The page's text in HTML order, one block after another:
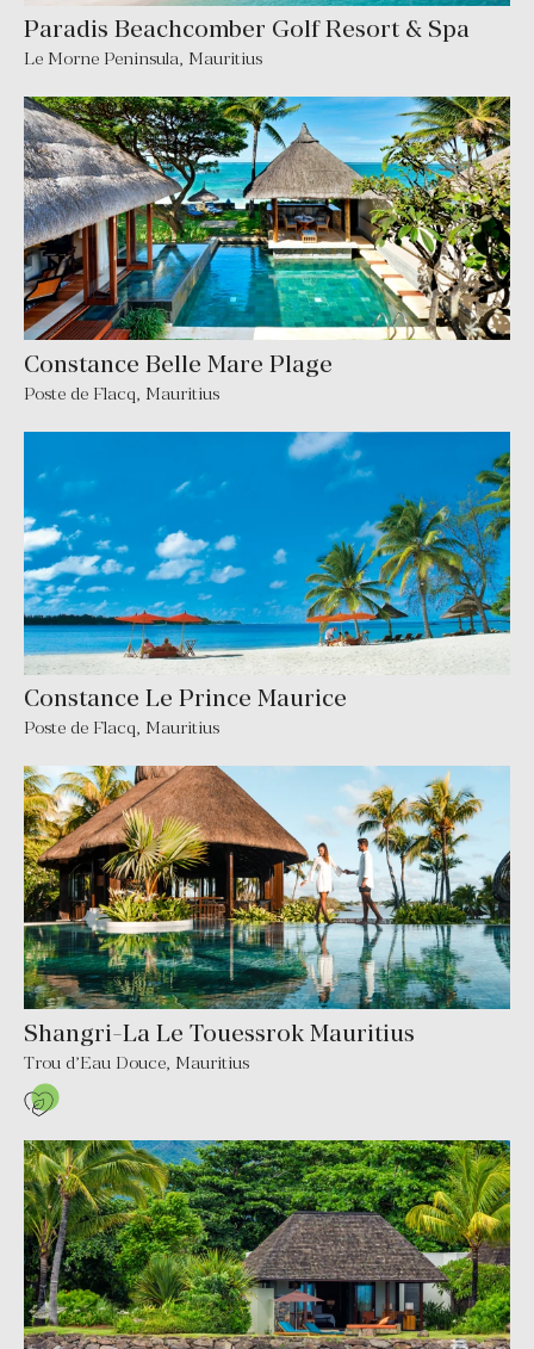
Paradis Beachcomber Golf Resort & Spa
Le Morne Peninsula, Mauritius
Constance Belle Mare Plage
Poste de Flacq, Mauritius
Constance Le Prince Maurice
Poste de Flacq, Mauritius
Shangri-La Le Touessrok Mauritius
Trou d’Eau Douce, Mauritius